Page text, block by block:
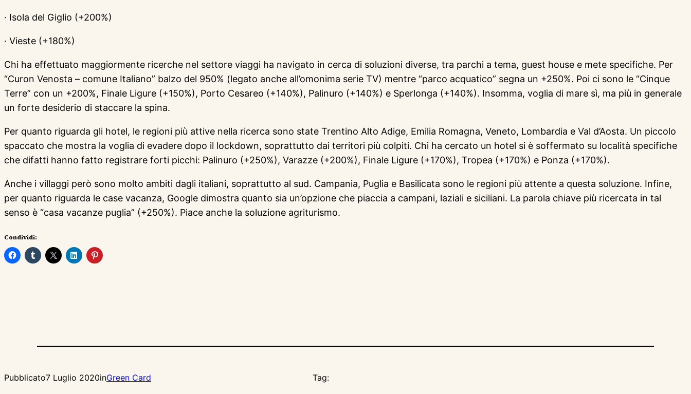
· Isola del Giglio (+200%)
· Vieste (+180%)
Chi ha effettuato maggiormente ricerche nel settore viaggi ha navigato in cerca di soluzioni diverse, tra parchi a tema, guest house e mete specifiche. Per
“Curon Venosta – comune Italiano” balzo del 950% (legato anche all’omonima serie TV) mentre “parco acquatico” segna un +250%. Poi ci sono le “Cinque
Terre” con un +200%, Finale Ligure (+150%), Porto Cesareo (+140%), Palinuro (+140%) e Sperlonga (+140%). Insomma, voglia di mare sì, ma più in generale
un forte desiderio di staccare la spina.
Per quanto riguarda gli hotel, le regioni più attive nella ricerca sono state Trentino Alto Adige, Emilia Romagna, Veneto, Lombardia e Val d’Aosta. Un piccolo
spaccato che mostra la voglia di evadere dopo il lockdown, soprattutto dai territori più colpiti. Chi ha cercato un hotel si è soffermato su località specifiche
che difatti hanno fatto registrare forti picchi: Palinuro (+250%), Varazze (+200%), Finale Ligure (+170%), Tropea (+170%) e Ponza (+170%).
Anche i villaggi però sono molto ambiti dagli italiani, soprattutto al sud. Campania, Puglia e Basilicata sono le regioni più attente a questa soluzione. Infine,
per quanto riguarda le case vacanza, Google dimostra quanto sia un’opzione che piaccia a campani, laziali e siciliani. La parola chiave più ricercata in tal
senso è “casa vacanze puglia” (+250%). Piace anche la soluzione agriturismo.
Condividi:
Pubblicato7 Luglio 2020inGreen Card Tag: